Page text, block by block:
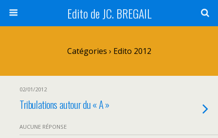
Edito de JC. BREGAIL
Catégories › Edito 2012
02/01/2012
Tribulations autour du « A »
AUCUNE RÉPONSE